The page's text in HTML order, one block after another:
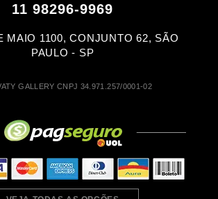
11 98296-9969
MAIO 1100, CONJUNTO 62, SÃO
PAULO - SP
GALLERY CNPJ 34.971.257/0001-02